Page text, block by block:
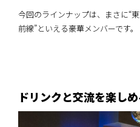
今回のラインナップは、まさに“
前線”といえる豪華メンバーです。
ドリンクと交流を楽し